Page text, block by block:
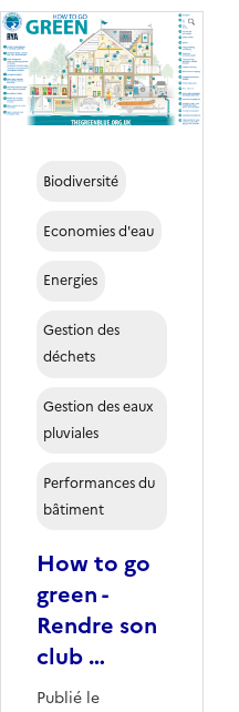
How to go
green -
Rendre son
club …
Publié le
Biodiversité
Economies d'eau
Energies
Gestion des
déchets
Gestion des eaux
pluviales
Performances du
bâtiment